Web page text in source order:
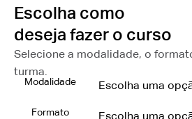
Escolha como
deseja fazer o curso
Selecione a modalidade, o
turma.
Modalidade
Formato